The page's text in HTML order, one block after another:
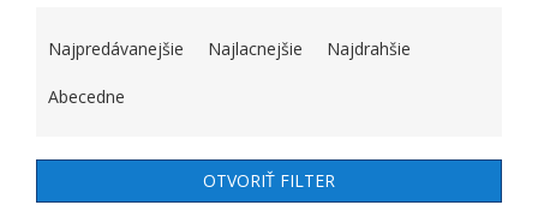
Najpredávanejšie Najlacnejšie Najdrahšie
Abecedne
OTVORIŤ FILTER